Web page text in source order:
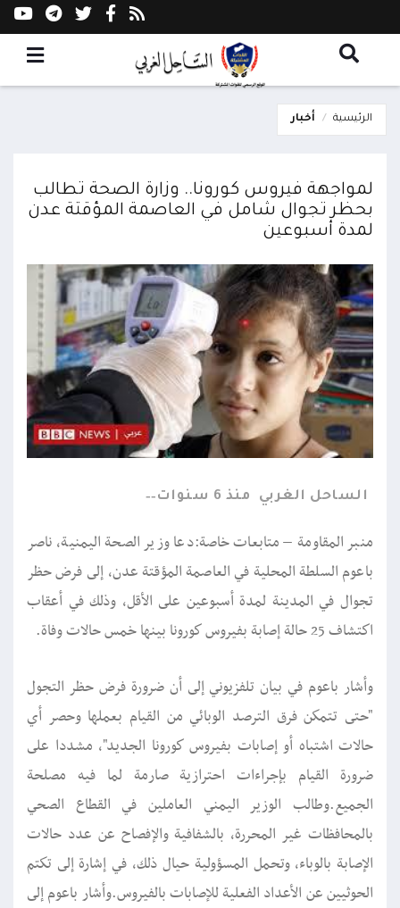
الرئيسية أخبار
لمواجهة فيروس كورونا.. وزارة الصحة تطالب
بحظر تجوال شامل في العاصمة المؤقتة عدن
لمدة أسبوعين
الساحل الغربي منذ 6 سنوات
منبر المقاومة – متابعات خاصة:دعا وزير الصحة اليمنية، ناصر
باعوم السلطة المحلية في العاصمة المؤقتة عدن، إلى فرض حظر
تجوال في المدينة لمدة أسبوعين على الأقل، وذلك في أعقاب
اكتشاف 25 حالة إصابة بفيروس كورونا بينها خمس حالات وفاة.
وأشار باعوم في بيان تلفزيوني إلى أن ضرورة فرض حظر التجول
"حتى تتمكن فرق الترصد الوبائي من القيام بعملها وحصر أي
حالات اشتباه أو إصابات بفيروس كورونا الجديد"، مشددا على
ضرورة القيام بإجراءات احترازية صارمة لما فيه مصلحة
الجميع.وطالب الوزير اليمني العاملين في القطاع الصحي
بالمحافظات غير المحررة، بالشفافية والإفصاح عن عدد حالات
الإصابة بالوباء، وتحمل المسؤولية حيال ذلك، في إشارة إلى تكتم
الحوثيين عن الأعداد الفعلية للإصابات بالفيروس.وأشار باعوم إلى